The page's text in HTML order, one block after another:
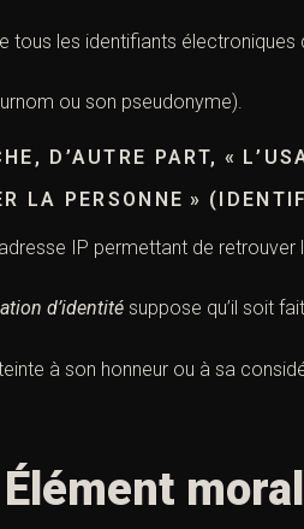
tous les identifiants électroniques
ou son pseudonyme).
D’AUTRE PART, «
LA PERSONNE »
IP permettant de
d’identité suppose qu’il soit
à son honneur ou à sa